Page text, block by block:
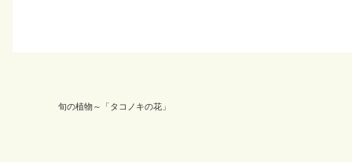
旬の植物～「タコノキの花」